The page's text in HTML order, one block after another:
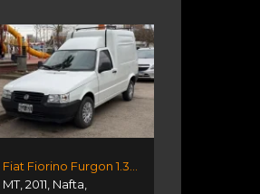
Fiat Fiorino Furgon 1.3 Fire
MT,2011, Nafta,